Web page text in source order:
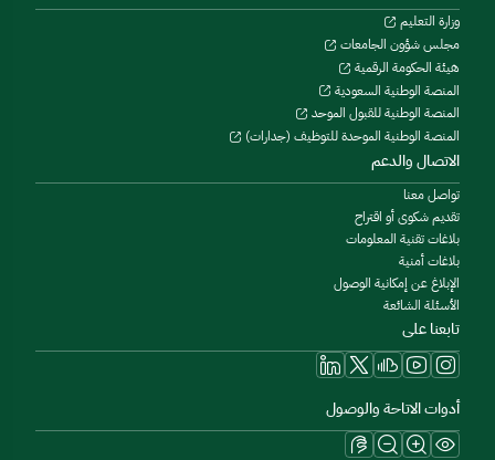
وزارة التعليم
مجلس شؤون الجامعات
هيئة الحكومة الرقمية
المنصة الوطنية السعودية
المنصة الوطنية للقبول الموحد
المنصة الوطنية الموحدة للتوظيف (جدارات)
الاتصال والدعم
تواصل معنا
تقديم شكوى أو اقتراح
بلاغات تقنية المعلومات
بلاغات أمنية
الإبلاغ عن إمكانية الوصول
الأسئلة الشائعة
تابعنا على
أدوات الاتاحة والوصول